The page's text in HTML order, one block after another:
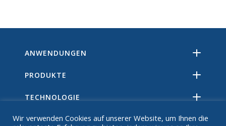
ANWENDUNGEN
PRODUKTE
TECHNOLOGIE
RESSOURCEN
Wir verwenden Cookies auf unserer Website, um Ihnen die